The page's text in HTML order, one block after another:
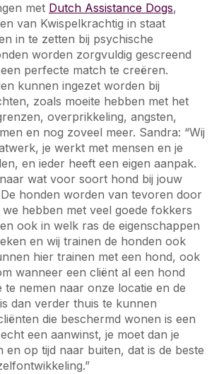
met Dutch Assistance Dogs,
van Kwispelkrachtig in staat
in te zetten bij psychische
worden zorgvuldig gescreend
perfecte match te creëren.
kunnen ingezet worden bij
zoals moeite hebben met het
overprikkeling, angsten,
en nog zoveel meer. Sandra: “Wij
je werkt met mensen en je
en ieder heeft een eigen aanpak.
wat voor soort hond bij jouw
honden worden van tevoren door
hebben met veel goede fokkers
ook in welk ras de eigenschappen
en wij trainen de honden ook
hier trainen met een hond, ook
wanneer een cliënt al een hond
te nemen naar onze locatie en de
dan verder thuis te kunnen
die beschermd wonen is een
een aanwinst, je moet dan je
en op tijd naar buiten, dat is de beste